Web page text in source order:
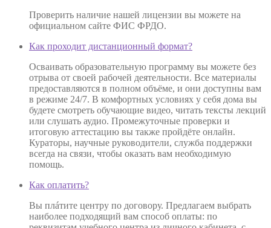
Проверить наличие нашей лицензии вы можете на
официальном сайте ФИС ФРДО.
Как проходит дистанционный формат?
Осваивать образовательную программу вы можете без
отрыва от своей рабочей деятельности. Все материалы
предоставляются в полном объёме, и они доступны вам
в режиме 24/7. В комфортных условиях у себя дома вы
будете смотреть обучающие видео, читать тексты лекций
или слушать аудио. Промежуточные проверки и
итоговую аттестацию вы также пройдёте онлайн.
Кураторы, научные руководители, служба поддержки
всегда на связи, чтобы оказать вам необходимую
помощь.
Как оплатить?
Вы плáтите центру по договору. Предлагаем выбрать
наиболее подходящий вам способ оплаты: по